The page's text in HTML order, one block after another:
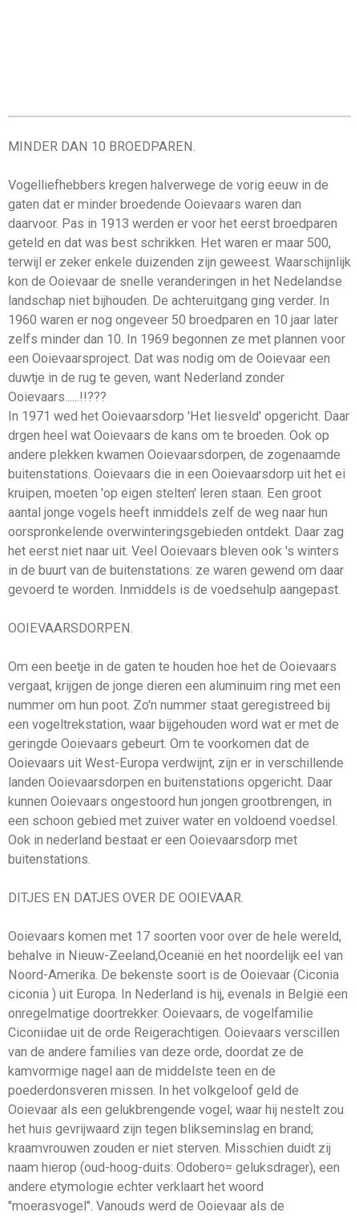
MINDER DAN 10 BROEDPAREN.
Vogelliefhebbers kregen halverwege de vorig eeuw in de
gaten dat er minder broedende Ooievaars waren dan
daarvoor. Pas in 1913 werden er voor het eerst broedparen
geteld en dat was best schrikken. Het waren er maar 500,
terwijl er zeker enkele duizenden zijn geweest. Waarschijnlijk
kon de Ooievaar de snelle veranderingen in het Nedelandse
landschap niet bijhouden. De achteruitgang ging verder. In
1960 waren er nog ongeveer 50 broedparen en 10 jaar later
zelfs minder dan 10. In 1969 begonnen ze met plannen voor
een Ooievaarsproject. Dat was nodig om de Ooievaar een
duwtje in de rug te geven, want Nederland zonder
Ooievaars......!!???
In 1971 wed het Ooievaarsdorp 'Het liesveld' opgericht. Daar
drgen heel wat Ooievaars de kans om te broeden. Ook op
andere plekken kwamen Ooievaarsdorpen, de zogenaamde
buitenstations. Ooievaars die in een Ooievaarsdorp uit het ei
kruipen, moeten 'op eigen stelten' leren staan. Een groot
aantal jonge vogels heeft inmiddels zelf de weg naar hun
oorspronkelende overwinteringsgebieden ontdekt. Daar zag
het eerst niet naar uit. Veel Ooievaars bleven ook 's winters
in de buurt van de buitenstations: ze waren gewend om daar
gevoerd te worden. Inmiddels is de voedsehulp aangepast.
OOIEVAARSDORPEN.
Om een beetje in de gaten te houden hoe het de Ooievaars
vergaat, krijgen de jonge dieren een aluminuim ring met een
nummer om hun poot. Zo'n nummer staat geregistreed bij
een vogeltrekstation, waar bijgehouden word wat er met de
geringde Ooievaars gebeurt. Om te voorkomen dat de
Ooievaars uit West-Europa verdwijnt, zijn er in verschillende
landen Ooievaarsdorpen en buitenstations opgericht. Daar
kunnen Ooievaars ongestoord hun jongen grootbrengen, in
een schoon gebied met zuiver water en voldoend voedsel.
Ook in nederland bestaat er een Ooievaarsdorp met
buitenstations.
DITJES EN DATJES OVER DE OOIEVAAR.
Ooievaars komen met 17 soorten voor over de hele wereld,
behalve in Nieuw-Zeeland,Oceanië en het noordelijk eel van
Noord-Amerika. De bekenste soort is de Ooievaar (Ciconia
ciconia ) uit Europa. In Nederland is hij, evenals in België een
onregelmatige doortrekker. Ooievaars, de vogelfamilie
Ciconiidae uit de orde Reigerachtigen. Ooievaars verscillen
van de andere families van deze orde, doordat ze de
kamvormige nagel aan de middelste teen en de
poederdonsveren missen. In het volkgeloof geld de
Ooievaar als een gelukbrengende vogel; waar hij nestelt zou
het huis gevrijwaard zijn tegen blikseminslag en brand;
kraamvrouwen zouden er niet sterven. Misschien duidt zij
naam hierop (oud-hoog-duits: Odobero= geluksdrager), een
andere etymologie echter verklaart het woord
"moerasvogel". Vanouds werd de Ooievaar als de